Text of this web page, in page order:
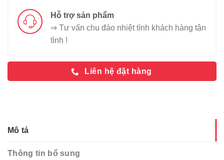
Hỗ trợ sản phẩm
⇒ Tư vấn chu đáo nhiệt tình khách hàng tận
tình !
Liên hệ đặt hàng
Mô tả
Thông tin bổ sung